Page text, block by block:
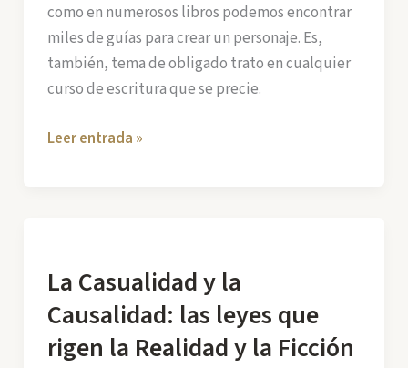
como en numerosos libros podemos encontrar
miles de guías para crear un personaje. Es,
también, tema de obligado trato en cualquier
curso de escritura que se precie.
La
Leer entrada »
La Casualidad y la
Causalidad: las leyes que
rigen la Realidad y la Ficción